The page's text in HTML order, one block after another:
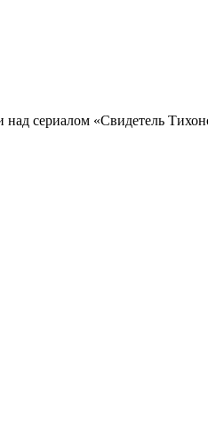
сериалом «Свидетель